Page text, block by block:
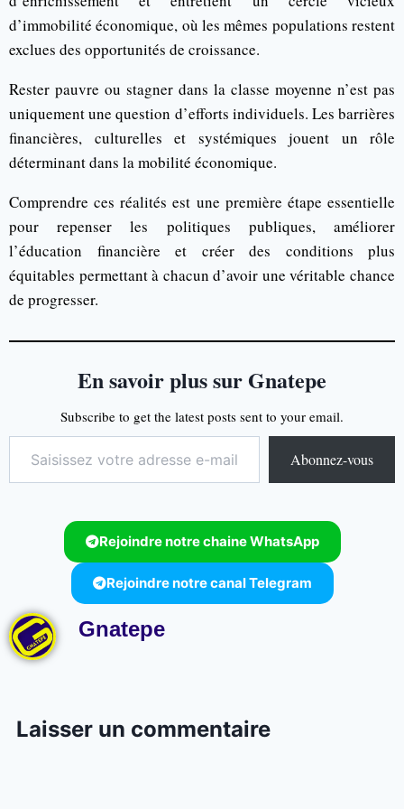
d’immobilité économique, où les mêmes populations restent
exclues des opportunités de croissance.
Rester pauvre ou stagner dans la classe moyenne n’est pas
uniquement une question d’efforts individuels. Les barrières
financières, culturelles et systémiques jouent un rôle
déterminant dans la mobilité économique.
Comprendre ces réalités est une première étape essentielle
pour repenser les politiques publiques, améliorer
l’éducation financière et créer des conditions plus
équitables permettant à chacun d’avoir une véritable chance
de progresser.
En savoir plus sur Gnatepe
Subscribe to get the latest posts sent to your email.
Abonnez-vous
Rejoindre notre chaine WhatsApp
Rejoindre notre canal Telegram
Gnatepe
Laisser un commentaire